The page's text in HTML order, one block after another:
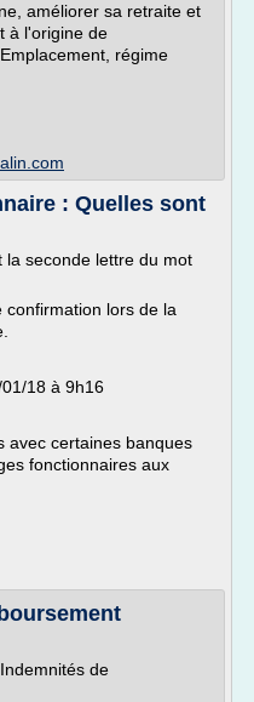
améliorer sa retraite et
à l'origine de
régime
: Quelles sont
la seconde lettre du mot
lors de la
18 à 9h16
avec certaines banques
fonctionnaires aux
de